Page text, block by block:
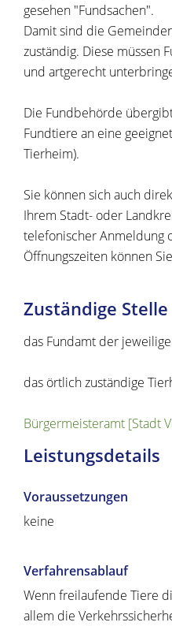
gesehen "Fundsachen".
Damit sind die
zuständig. Diese müssen
und artgerecht
Die Fundbehörde
Fundtiere an eine
Tierheim).
Sie können sich auch
Ihrem Stadt- oder
telefonischer Anmeldung
Öffnungszeiten können
Zuständige Stelle
das Fundamt der
das örtlich zuständige
Bürgermeisteramt [Stadt
Leistungsdetails
Voraussetzungen
keine
Verfahrensablauf
Wenn freilaufende Tiere
allem die